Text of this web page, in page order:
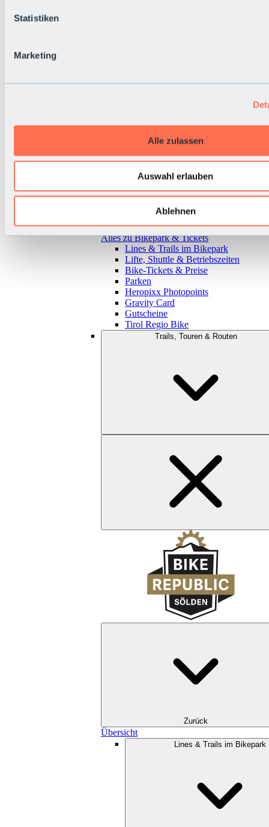
Statistiken
Marketing
Alle zulassen
Auswahl erlauben
Ablehnen
Zurück
Alles zu Bikepark & Tickets
Lines & Trails im Bikepark
Lifte, Shuttle & Betriebszeiten
Bike-Tickets & Preise
Parken
Heropixx Photopoints
Gravity Card
Gutscheine
Tirol Regio Bike
Trails, Touren & Routen
Zurück
Übersicht
Lines & Trails im Bikepark